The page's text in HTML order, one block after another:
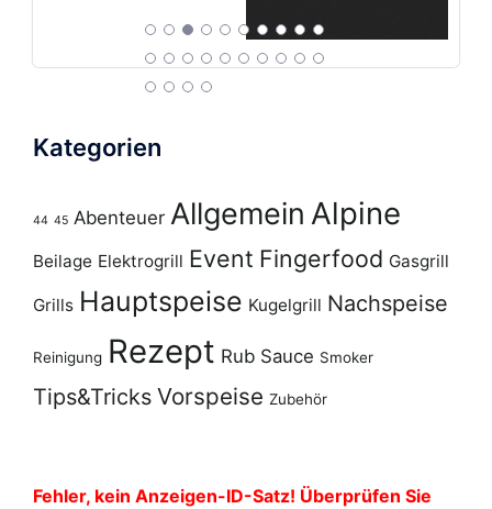
Kategorien
44 45 Abenteuer Allgemein Alpine
Beilage Elektrogrill Event Fingerfood Gasgrill
Grills Hauptspeise Kugelgrill Nachspeise
Reinigung Rezept Rub Sauce Smoker
Tips&Tricks Vorspeise Zubehör
Fehler, kein Anzeigen-ID-Satz! Überprüfen Sie